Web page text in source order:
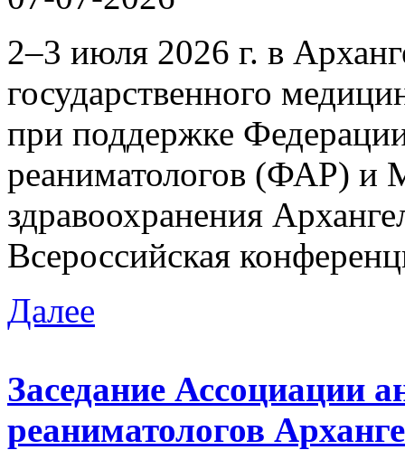
2–3 июля 2026 г. в
государственного
при поддержке
реаниматологов (ФАР) и
здравоохранения
Всероссийская
Далее
Заседание Ассоциации
реаниматологов